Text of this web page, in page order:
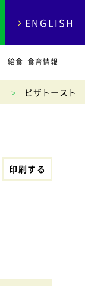
給食･食育情報
ENGLISH
ピザトースト
印刷する